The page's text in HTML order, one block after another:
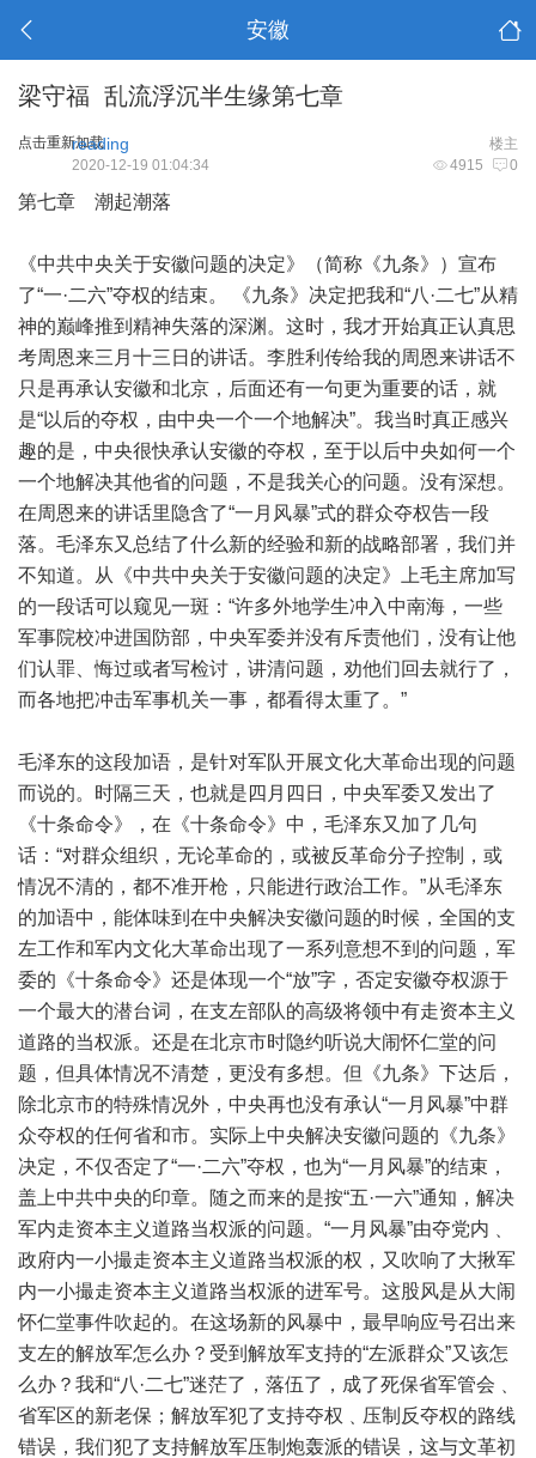
安徽
梁守福 乱流浮沉半生缘第七章
点击重新加载 楼主
reading
4915 0
2020-12-19 01:04:34
第七章 潮起潮落
《中共中央关于安徽问题的决定》（简称《九条》）宣布
了“一·二六”夺权的结束。 《九条》决定把我和“八·二七”从精
神的巅峰推到精神失落的深渊。这时，我才开始真正认真思
考周恩来三月十三日的讲话。李胜利传给我的周恩来讲话不
只是再承认安徽和北京，后面还有一句更为重要的话，就
是“以后的夺权，由中央一个一个地解决”。我当时真正感兴
趣的是，中央很快承认安徽的夺权，至于以后中央如何一个
一个地解决其他省的问题，不是我关心的问题。没有深想。
在周恩来的讲话里隐含了“一月风暴”式的群众夺权告一段
落。毛泽东又总结了什么新的经验和新的战略部署，我们并
不知道。从《中共中央关于安徽问题的决定》上毛主席加写
的一段话可以窥见一斑：“许多外地学生冲入中南海，一些
军事院校冲进国防部，中央军委并没有斥责他们，没有让他
们认罪、悔过或者写检讨，讲清问题，劝他们回去就行了，
而各地把冲击军事机关一事，都看得太重了。”
毛泽东的这段加语，是针对军队开展文化大革命出现的问题
而说的。时隔三天，也就是四月四日，中央军委又发出了
《十条命令》，在《十条命令》中，毛泽东又加了几句
话：“对群众组织，无论革命的，或被反革命分子控制，或
情况不清的，都不准开枪，只能进行政治工作。”从毛泽东
的加语中，能体味到在中央解决安徽问题的时候，全国的支
左工作和军内文化大革命出现了一系列意想不到的问题，军
委的《十条命令》还是体现一个“放”字，否定安徽夺权源于
一个最大的潜台词，在支左部队的高级将领中有走资本主义
道路的当权派。还是在北京市时隐约听说大闹怀仁堂的问
题，但具体情况不清楚，更没有多想。但《九条》下达后，
除北京市的特殊情况外，中央再也没有承认“一月风暴”中群
众夺权的任何省和市。实际上中央解决安徽问题的《九条》
决定，不仅否定了“一·二六”夺权，也为“一月风暴”的结束，
盖上中共中央的印章。随之而来的是按“五·一六”通知，解决
军内走资本主义道路当权派的问题。“一月风暴”由夺党内﹑
政府内一小撮走资本主义道路当权派的权，又吹响了大揪军
内一小撮走资本主义道路当权派的进军号。这股风是从大闹
怀仁堂事件吹起的。在这场新的风暴中，最早响应号召出来
支左的解放军怎么办？受到解放军支持的“左派群众”又该怎
么办？我和“八·二七”迷茫了，落伍了，成了死保省军管会﹑
省军区的新老保；解放军犯了支持夺权﹑压制反夺权的路线
错误，我们犯了支持解放军压制炮轰派的错误，这与文革初